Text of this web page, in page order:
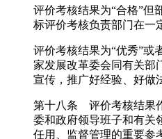
评价考核结果为“合格”但
标评价考核负责部门在一
评价考核结果为“优秀”或
家发展改革委会同有关部
宣传，推广好经验、好做
第十八条 评价考核结果
委和政府领导班子和有关
任用、监督管理的重要参